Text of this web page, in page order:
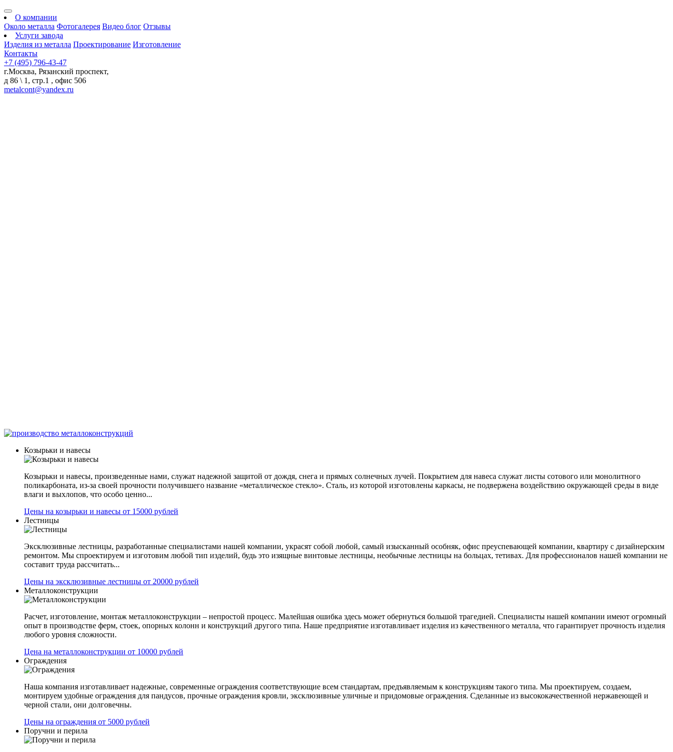
О компании
Около металла Фотогалерея Видео блог Отзывы
Услуги завода
Изделия из металла Проектирование Изготовление
Контакты
+7 (495) 796-43-47
г.Москва, Рязанский проспект,
д 86 \ 1, стр.1 , офис 506
metalcont@yandex.ru
Козырьки и навесы
Козырьки и навесы, произведенные нами, служат надежной защитой от дождя, снега и прямых солнечных лучей. Покрытием для навеса служат листы сотового или монолитного
поликарбоната, из-за своей прочности получившего название «металлическое стекло». Сталь, из которой изготовлены каркасы, не подвержена воздействию окружающей среды в виде
влаги и выхлопов, что особо ценно...
Цены на козырьки и навесы от 15000 рублей
Лестницы
Эксклюзивные лестницы, разработанные специалистами нашей компании, украсят собой любой, самый изысканный особняк, офис преуспевающей компании, квартиру с дизайнерским
ремонтом. Мы спроектируем и изготовим любой тип изделий, будь это изящные винтовые лестницы, необычные лестницы на больцах, тетивах. Для профессионалов нашей компании не
составит труда рассчитать...
Цены на эксклюзивные лестницы от 20000 рублей
Металлоконструкции
Расчет, изготовление, монтаж металлоконструкции – непростой процесс. Малейшая ошибка здесь может обернуться большой трагедией. Специалисты нашей компании имеют огромный
опыт в производстве ферм, стоек, опорных колонн и конструкций другого типа. Наше предприятие изготавливает изделия из качественного металла, что гарантирует прочность изделия
любого уровня сложности.
Цена на металлоконструкции от 10000 рублей
Ограждения
Наша компания изготавливает надежные, современные ограждения соответствующие всем стандартам, предъявляемым к конструкциям такого типа. Мы проектируем, создаем,
монтируем удобные ограждения для пандусов, прочные ограждения кровли, эксклюзивные уличные и придомовые ограждения. Сделанные из высококачественной нержавеющей и
черной стали, они долговечны.
Цены на ограждения от 5000 рублей
Поручни и перила